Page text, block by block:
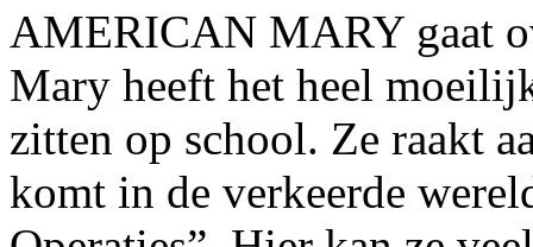
AMERICAN MARY gaat
Mary heeft het heel
zitten op school. Ze raakt
komt in de verkeerde